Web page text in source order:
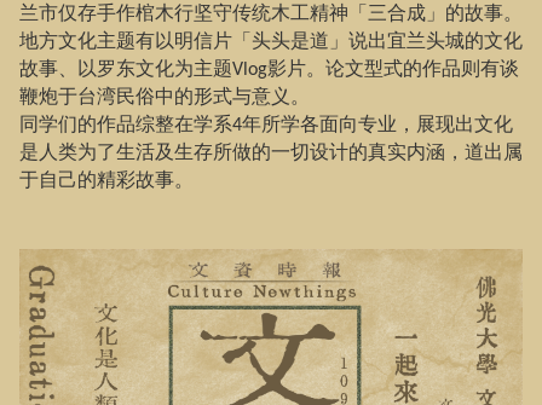
兰市仅存手作棺木行坚守传统木工精神「三合成」的故事。
地方文化主题有以明信片「头头是道」说出宜兰头城的文化
故事、以罗东文化为主题Vlog影片。论文型式的作品则有谈
鞭炮于台湾民俗中的形式与意义。
同学们的作品综整在学系4年所学各面向专业，展现出文化
是人类为了生活及生存所做的一切设计的真实内涵，道出属
于自己的精彩故事。